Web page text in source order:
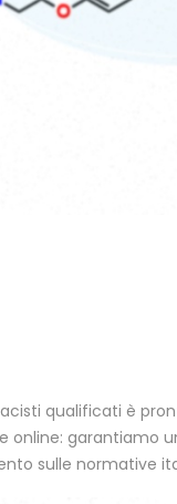
qualificati è
online: garantiamo
sulle normative